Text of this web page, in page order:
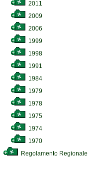
2011
2009
2006
1999
1998
1991
1984
1979
1978
1975
1974
1970
Regolamento Regionale